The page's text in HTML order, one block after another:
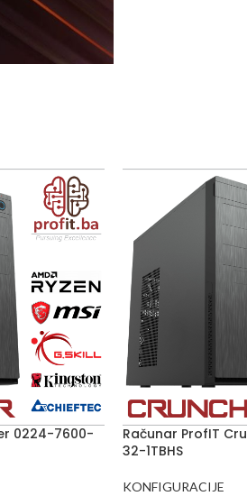
0224-7600-
Računar ProfIT
32-1TBHS
KONFIGURACIJE